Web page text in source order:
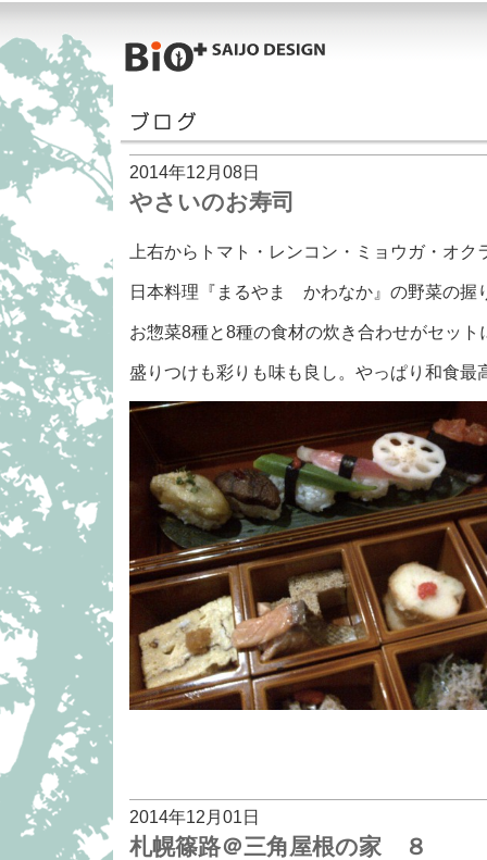
2014年12月08日
やさいのお寿司
上右からトマト・レンコン・ミョウガ・オク
日本料理『まるやま かわなか』の野菜の握
お惣菜8種と8種の食材の炊き合わせがセット
盛りつけも彩りも味も良し。やっぱり和食最
2014年12月01日
札幌篠路＠三角屋根の家 ８